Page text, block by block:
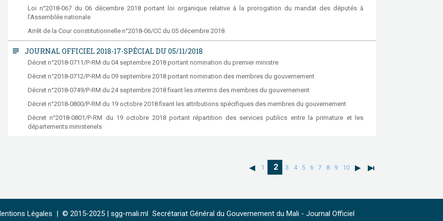
Loi n°2018-067 du 06 décembre 2018 portant loi organique relative à la prorogation du mandat des députés à
l’Assemblée nationale
Arrêt de la Cour constitutionnelle n°2018-06/CC du 05 décembre 2018
subject JOURNAL OFFICIEL 2018-17-SPÉCIAL DU 05/11/2018
Décret n°2018-0711/P-RM du 04 septembre 2018 portant nomination du premier ministre
Décret n°2018-0712/P-RM du 09 septembre 2018 portant nomination des membres du gouvernement
Décret n°2018-0749/P-RM du 24 septembre 2018 fixant les interims des membres du gouvernement
Décret n°2018-0800/P-RM du 19 octobre 2018 fixant les attributions spécifiques des membres du gouvernement
Décret n°2018-0801/P-RM du 19 octobre 2018 portant répartition des services publics entre la primature et les
départements ministeriels
1 2 3 4 5 6 7 8 9 10
Légales © 2015-2025 | sgg-mali.ml Secrétariat Général du Gouvernement du Mali - Journal Officiel